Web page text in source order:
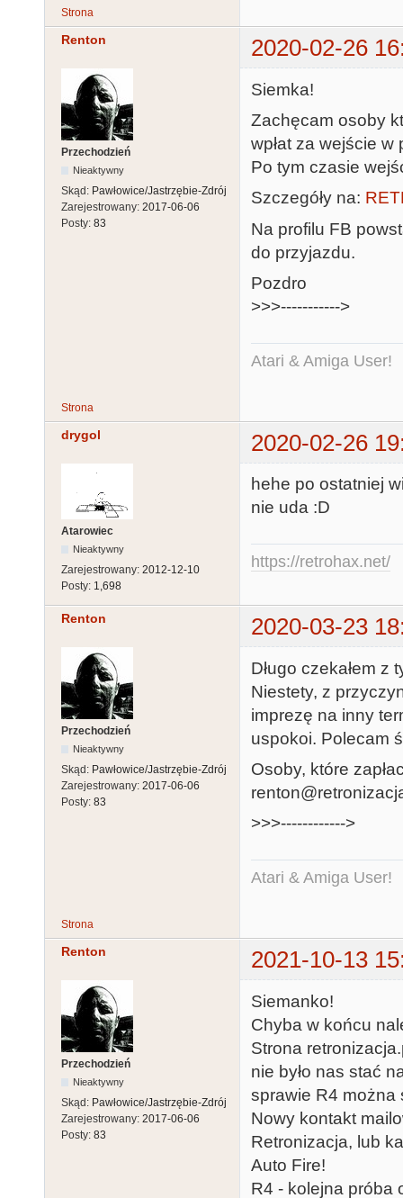
Strona
Renton 2020-02-26
Przechodzień
Nieaktywny
Skąd: Pawłowice/Jastrzębie-Zdrój
Zarejestrowany: 2017-06-06
Posty: 83
Siemka!
Zachęcam osoby
wpłat za wejście
Po tym czasie
Szczegóły na:
Na profilu FB
do przyjazdu.
Pozdro
>>>----------->
Atari & Amiga User!
Strona
drygol 2020-02-26
Atarowiec
Nieaktywny
Zarejestrowany: 2012-12-10
Posty: 1,698
hehe po ostatniej
nie uda :D
https://retrohax.net/
Renton 2020-03-23
Przechodzień
Nieaktywny
Skąd: Pawłowice/Jastrzębie-Zdrój
Zarejestrowany: 2017-06-06
Posty: 83
Długo czekałem z
Niestety, z
imprezę na inny
uspokoi. Polecam
Osoby, które
>>>------------>
Atari & Amiga User!
Strona
Renton 2021-10-13
Przechodzień
Nieaktywny
Skąd: Pawłowice/Jastrzębie-Zdrój
Zarejestrowany: 2017-06-06
Posty: 83
Siemanko!
Chyba w końcu
Strona
nie było nas stać
sprawie R4 można
Nowy kontakt
Retronizacja, lub
Auto Fire!
R4 - kolejna próba